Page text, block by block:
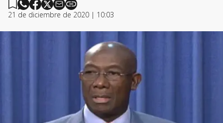
21 de diciembre de 2020 | 10:03